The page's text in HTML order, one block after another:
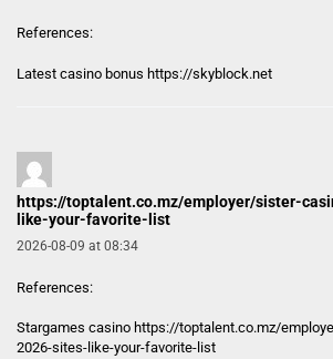
References:
Latest casino bonus https://skyblock.net
https://toptalent.co.mz/employer/sister-
like-your-favorite-list
2026-08-09 at 08:34
References:
Stargames casino https://toptalent.co.mz/
2026-sites-like-your-favorite-list